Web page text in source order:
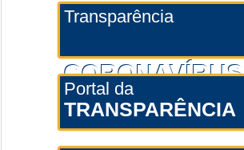
Transparência
CORONAVÍRUS
Portal da
TRANSPARÊNCIA